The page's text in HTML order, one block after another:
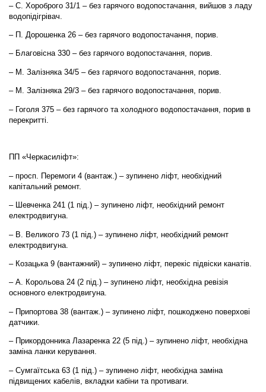
– С. Хороброго 31/1 – без гарячого водопостачання, вийшов з ладу
водопідігрівач.
– П. Дорошенка 26 – без гарячого водопостачання, порив.
– Благовісна 330 – без гарячого водопостачання, порив.
– М. Залізняка 34/5 – без гарячого водопостачання, порив.
– М. Залізняка 29/3 – без гарячого водопостачання, порив.
– Гоголя 375 – без гарячого та холодного водопостачання, порив в
перекритті.
ПП «Черкасиліфт»:
– просп. Перемоги 4 (вантаж.) – зупинено ліфт, необхідний
капітальний ремонт.
– Шевченка 241 (1 під.) – зупинено ліфт, необхідний ремонт
електродвигуна.
– В. Великого 73 (1 під.) – зупинено ліфт, необхідний ремонт
електродвигуна.
– Козацька 9 (вантажний) – зупинено ліфт, перекіс підвіски канатів.
– А. Корольова 24 (2 під.) – зупинено ліфт, необхідна ревізія
основного електродвигуна.
– Припортова 38 (вантаж.) – зупинено ліфт, пошкоджено поверхові
датчики.
– Прикордонника Лазаренка 22 (5 під.) – зупинено ліфт, необхідна
заміна ланки керування.
– Сумгаїтська 63 (1 під.) – зупинено ліфт, необхідна заміна
підвищених кабелів, вкладки кабіни та противаги.